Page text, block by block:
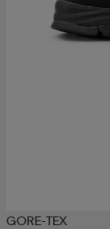
GORE-TEX